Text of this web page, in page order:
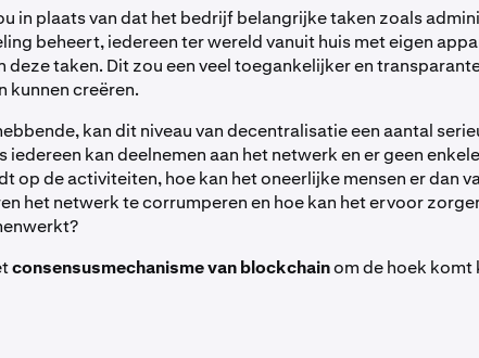
in plaats van dat het bedrijf belangrijke taken zoals
beheert, iedereen ter wereld vanuit huis met eigen
deze taken. Dit zou een veel toegankelijker en
kunnen creëren.
kan dit niveau van decentralisatie een aantal
iedereen kan deelnemen aan het netwerk en er geen
op de activiteiten, hoe kan het oneerlijke mensen er dan
het netwerk te corrumperen en hoe kan het ervoor
consensusmechanisme van blockchainom de hoek komt